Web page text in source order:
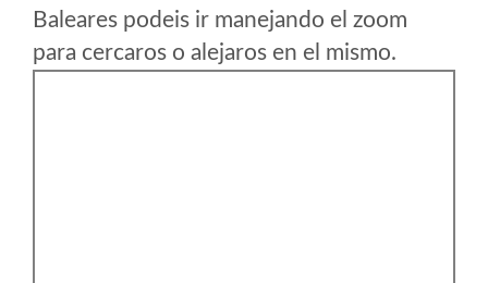
Baleares podeis ir manejando el zoom
para cercaros o alejaros en el mismo.